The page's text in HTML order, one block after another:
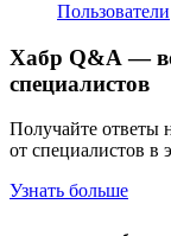
Пользователи
Хабр Q&A —
специалистов
Получайте ответы
от специалистов в
Узнать больше